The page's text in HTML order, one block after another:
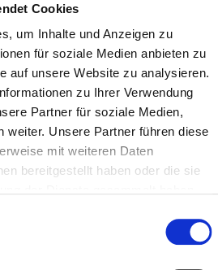
Cookies
um Inhalte und Anzeigen zu
für soziale Medien anbieten zu
auf unsere Website zu analysieren.
zu Ihrer Verwendung
Partner für soziale Medien,
weiter. Unsere Partner führen diese
mit weiteren Daten
bereitgestellt haben oder die sie
nutzen.
Universität Bonn
Johanniter
zum Thema